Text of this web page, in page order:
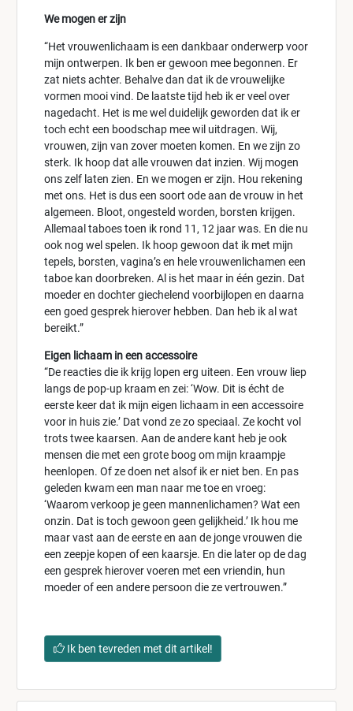
We mogen er zijn
“Het vrouwenlichaam is een dankbaar onderwerp voor
mijn ontwerpen. Ik ben er gewoon mee begonnen. Er
zat niets achter. Behalve dan dat ik de vrouwelijke
vormen mooi vind. De laatste tijd heb ik er veel over
nagedacht. Het is me wel duidelijk geworden dat ik er
toch echt een boodschap mee wil uitdragen. Wij,
vrouwen, zijn van zover moeten komen. En we zijn zo
sterk. Ik hoop dat alle vrouwen dat inzien. Wij mogen
ons zelf laten zien. En we mogen er zijn. Hou rekening
met ons. Het is dus een soort ode aan de vrouw in het
algemeen. Bloot, ongesteld worden, borsten krijgen.
Allemaal taboes toen ik rond 11, 12 jaar was. En die nu
ook nog wel spelen. Ik hoop gewoon dat ik met mijn
tepels, borsten, vagina’s en hele vrouwenlichamen een
taboe kan doorbreken. Al is het maar in één gezin. Dat
moeder en dochter giechelend voorbijlopen en daarna
een goed gesprek hierover hebben. Dan heb ik al wat
bereikt.”
Eigen lichaam in een accessoire
“De reacties die ik krijg lopen erg uiteen. Een vrouw liep
langs de pop-up kraam en zei: ‘Wow. Dit is écht de
eerste keer dat ik mijn eigen lichaam in een accessoire
voor in huis zie.’ Dat vond ze zo speciaal. Ze kocht vol
trots twee kaarsen. Aan de andere kant heb je ook
mensen die met een grote boog om mijn kraampje
heenlopen. Of ze doen net alsof ik er niet ben. En pas
geleden kwam een man naar me toe en vroeg:
‘Waarom verkoop je geen mannenlichamen? Wat een
onzin. Dat is toch gewoon geen gelijkheid.’ Ik hou me
maar vast aan de eerste en aan de jonge vrouwen die
een zeepje kopen of een kaarsje. En die later op de dag
een gesprek hierover voeren met een vriendin, hun
moeder of een andere persoon die ze vertrouwen.”
Ik ben tevreden met dit artikel!